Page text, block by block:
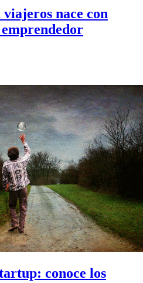
nace con
conoce los